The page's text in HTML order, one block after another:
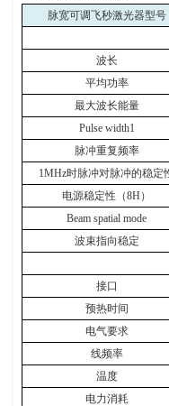
脉宽可调飞秒激光器型号
波长
平均功率
最大波长能量
Pulse width1
脉冲重复频率
1MHz时脉冲对脉冲的稳定
电源稳定性（8H ）
Beam spatial mode
波束指向稳定
接口
预热时间
电气要求
线频率
温度
电力消耗